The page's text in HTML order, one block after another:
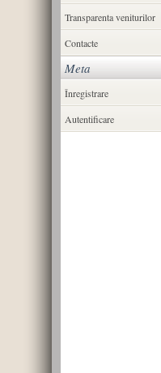
Transparenta veniturilor
Contacte
Meta
Înregistrare
Autentificare